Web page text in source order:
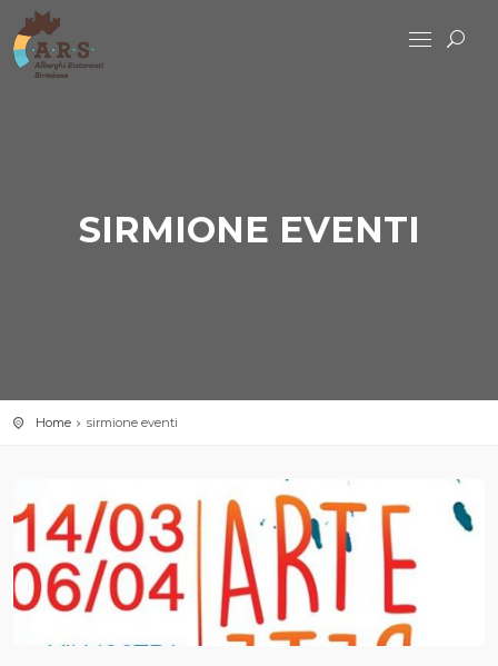
SIRMIONE EVENTI
Home sirmione eventi